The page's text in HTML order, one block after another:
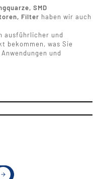
SMD
Filter haben wir auch
ausführlicher und
bekommen, was Sie
und